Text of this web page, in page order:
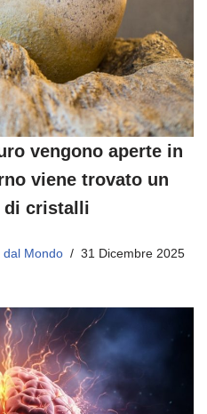
vengono aperte in
viene trovato un
di cristalli
dal Mondo 31 Dicembre 2025